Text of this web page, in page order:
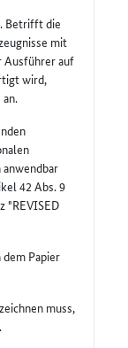
Betrifft die
mit
Ausführer auf
wird,
42 Abs. 9
"REVISED
Papier
muss,